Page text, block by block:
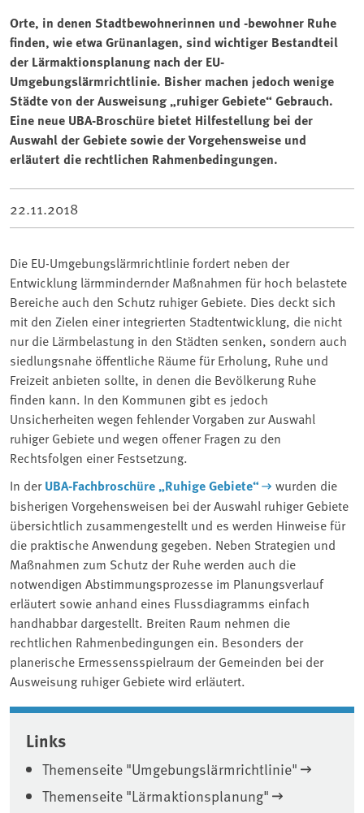
Orte, in denen Stadtbewohnerinnen und -bewohner Ruhe
finden, wie etwa Grünanlagen, sind wichtiger Bestandteil
der Lärmaktionsplanung nach der EU-
Umgebungslärmrichtlinie. Bisher machen jedoch wenige
Städte von der Ausweisung „ruhiger Gebiete“ Gebrauch.
Eine neue UBA-Broschüre bietet Hilfestellung bei der
Auswahl der Gebiete sowie der Vorgehensweise und
erläutert die rechtlichen Rahmenbedingungen.
22.11.2018
Die EU-Umgebungslärmrichtlinie fordert neben der
Entwicklung lärmmindernder Maßnahmen für hoch belastete
Bereiche auch den Schutz ruhiger Gebiete. Dies deckt sich
mit den Zielen einer integrierten Stadtentwicklung, die nicht
nur die Lärmbelastung in den Städten senken, sondern auch
siedlungsnahe öffentliche Räume für Erholung, Ruhe und
Freizeit anbieten sollte, in denen die Bevölkerung Ruhe
finden kann. In den Kommunen gibt es jedoch
Unsicherheiten wegen fehlender Vorgaben zur Auswahl
ruhiger Gebiete und wegen offener Fragen zu den
Rechtsfolgen einer Festsetzung.
In derUBA-Fachbroschüre „Ruhige Gebiete“
wurden die
bisherigen Vorgehensweisen bei der Auswahl ruhiger Gebiete
übersichtlich zusammengestellt und es werden Hinweise für
die praktische Anwendung gegeben. Neben Strategien und
Maßnahmen zum Schutz der Ruhe werden auch die
notwendigen Abstimmungsprozesse im Planungsverlauf
erläutert sowie anhand eines Flussdiagramms einfach
handhabbar dargestellt. Breiten Raum nehmen die
rechtlichen Rahmenbedingungen ein. Besonders der
planerische Ermessensspielraum der Gemeinden bei der
Ausweisung ruhiger Gebiete wird erläutert.
Associated content
Links
Themenseite "Umgebungslärmrichtlinie"
Themenseite "Lärmaktionsplanung"